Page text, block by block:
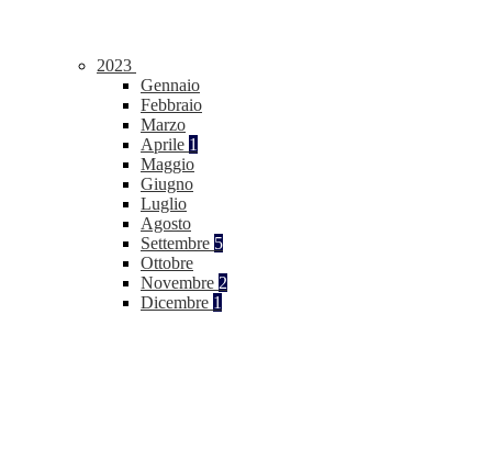
2023
Gennaio
Febbraio
Marzo
Aprile 1
Maggio
Giugno
Luglio
Agosto
Settembre 5
Ottobre
Novembre 2
Dicembre 1